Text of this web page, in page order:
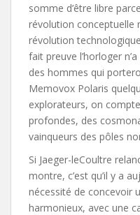
somme d’être libre
révolution conceptuelle
révolution
fait preuve l’horloger
des hommes qui
Memovox Polaris
explorateurs, on
profondes, des
vainqueurs des pôles
Si Jaeger-leCoultre
montre, c’est qu’il y a
nécessité de concevoir
harmonieux, avec une